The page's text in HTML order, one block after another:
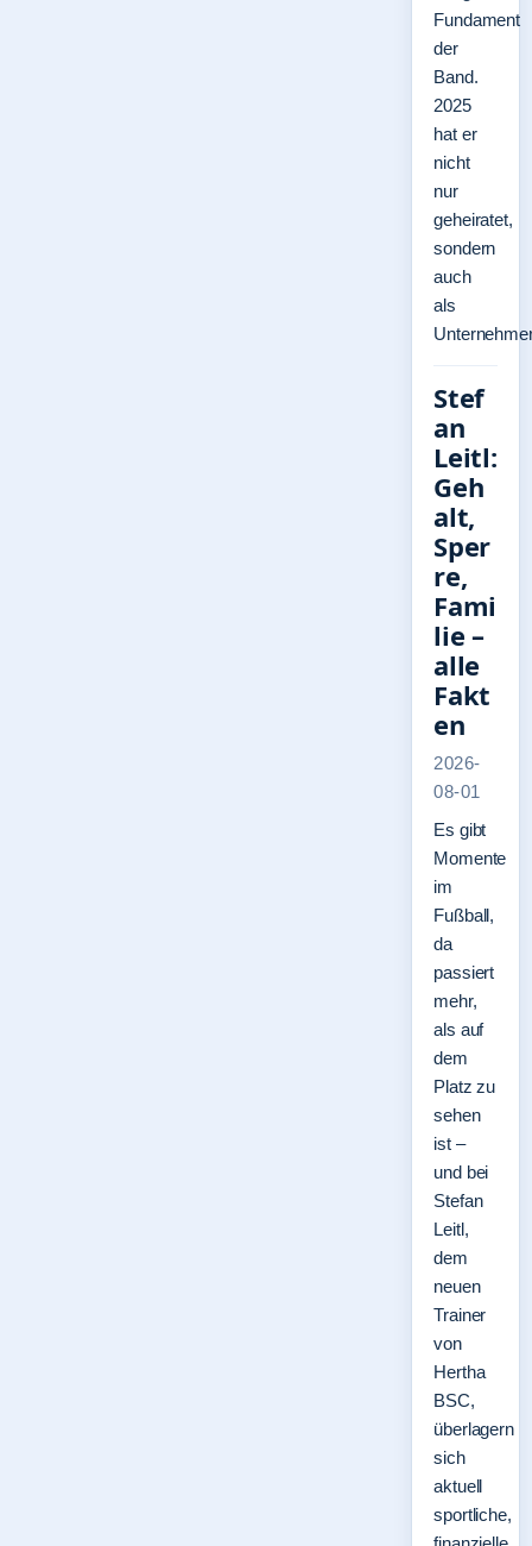
Fundament
der
Band.
2025
hat er
nicht
nur
geheiratet,
sondern
auch
als
Stef
an
Leitl:
Geh
alt,
Sper
re,
Fami
lie –
alle
Fakt
en
2026-
08-01
Es gibt
Momente
im
Fußball,
da
passiert
mehr,
als auf
dem
Platz zu
sehen
ist –
und bei
Stefan
Leitl,
dem
neuen
Trainer
von
Hertha
BSC,
überlagern
sich
aktuell
sportliche,